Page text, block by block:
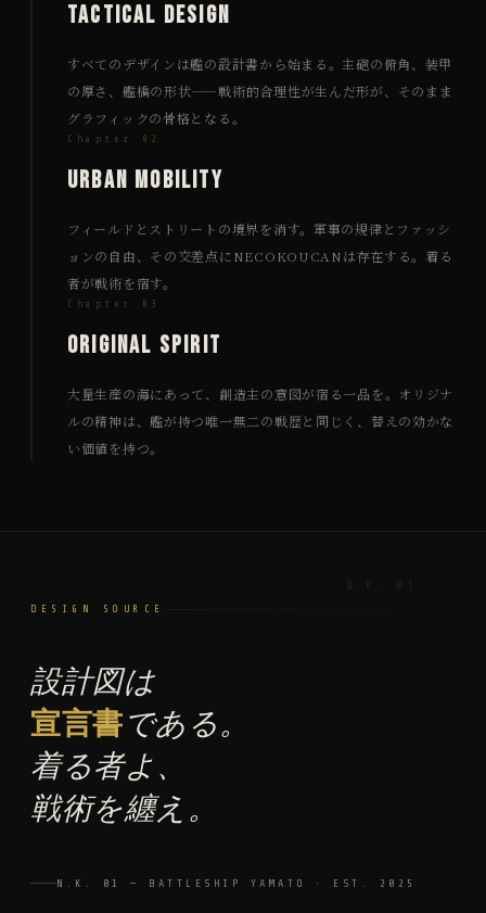
Tactical Design
すべてのデザインは艦の設計書から始まる。主砲の俯角、装甲
の厚さ、艦橋の形状——戦術的合理性が生んだ形が、そのまま
グラフィックの骨格となる。
Chapter 02
Urban Mobility
フィールドとストリートの境界を消す。軍事の規律とファッシ
ョンの自由、その交差点にNECOKOUCANは存在する。着る
者が戦術を宿す。
Chapter 03
Original Spirit
大量生産の海にあって、創造主の意図が宿る一品を。オリジナ
ルの精神は、艦が持つ唯一無二の戦歴と同じく、替えの効かな
い価値を持つ。
DESIGN SOURCE
設計図は
宣言書である。
着る者よ、
戦術を纏え。
N.K. 01 — BATTLESHIP YAMATO · EST. 2025